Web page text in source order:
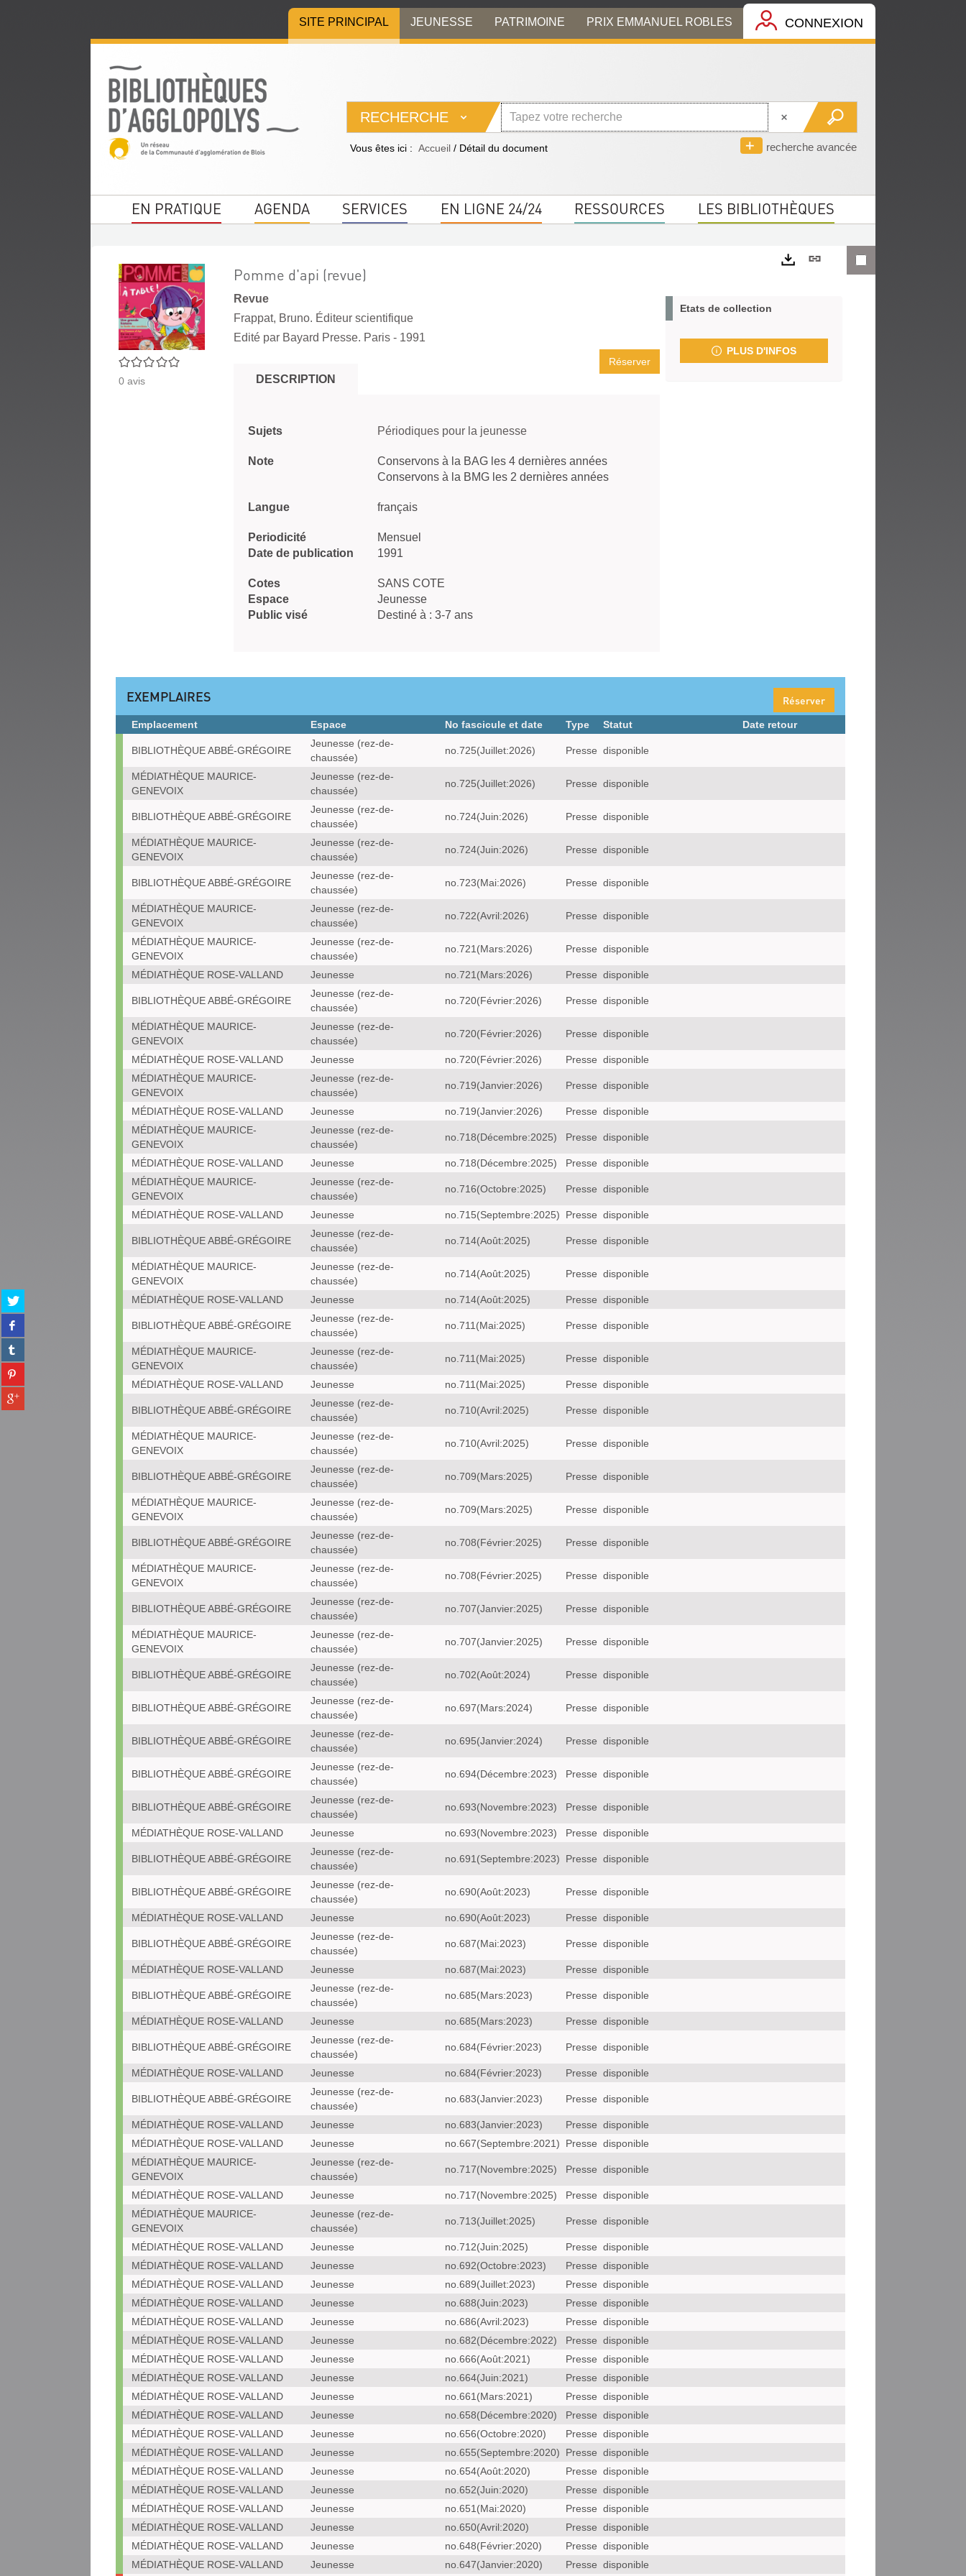
menu
contenu
la
SITE PRINCIPAL JEUNESSE PATRIMOINE PRIX EMMANUEL ROBLES CONNEXION
RECHERCHE
recherche avancée
Vous êtes ici : Accueil / Détail du document
EN PRATIQUE AGENDA SERVICES EN LIGNE 24/24 RESSOURCES LES BIBLIOTHÈQUES
Partager
sur
twitter
(Nouvelle
fenêtre)
Partager
sur
facebook
(Nouvelle
fenêtre)
Partager
sur
tumblr
(Nouvelle
fenêtre)
Partager
sur
pinterest
(Nouvelle
Partager
sur
0/5
0 avis
Pomme d'api (revue)
Revue
Frappat, Bruno. Éditeur scientifique
Edité par Bayard Presse. Paris - 1991
Réserver
DESCRIPTION
Sujets Périodiques pour la jeunesse
Note
Conservons à la BAG les 4 dernières années
Conservons à la BMG les 2 dernières années
Langue français
Periodicité
Mensuel
Date de publication
1991
Cotes
SANS COTE
Espace
Jeunesse
Public visé
Destiné à : 3-7 ans
Lien
Etats de collection
PLUS D'INFOS
EXEMPLAIRES Réserver
Emplacement Espace No fascicule et date Type Statut Date retour
BIBLIOTHÈQUE ABBÉ-GRÉGOIRE
Jeunesse (rez-de-
chaussée)
no.725(Juillet:2026) Presse disponible
MÉDIATHÈQUE MAURICE-
GENEVOIX
Jeunesse (rez-de-
chaussée)
no.725(Juillet:2026) Presse disponible
BIBLIOTHÈQUE ABBÉ-GRÉGOIRE
Jeunesse (rez-de-
chaussée)
no.724(Juin:2026) Presse disponible
MÉDIATHÈQUE MAURICE-
GENEVOIX
Jeunesse (rez-de-
chaussée)
no.724(Juin:2026) Presse disponible
BIBLIOTHÈQUE ABBÉ-GRÉGOIRE
Jeunesse (rez-de-
chaussée)
no.723(Mai:2026) Presse disponible
MÉDIATHÈQUE MAURICE-
GENEVOIX
Jeunesse (rez-de-
chaussée)
no.722(Avril:2026) Presse disponible
MÉDIATHÈQUE MAURICE-
GENEVOIX
Jeunesse (rez-de-
chaussée)
no.721(Mars:2026) Presse disponible
MÉDIATHÈQUE ROSE-VALLAND Jeunesse no.721(Mars:2026) Presse disponible
BIBLIOTHÈQUE ABBÉ-GRÉGOIRE
Jeunesse (rez-de-
chaussée)
no.720(Février:2026) Presse disponible
MÉDIATHÈQUE MAURICE-
GENEVOIX
Jeunesse (rez-de-
chaussée)
no.720(Février:2026) Presse disponible
MÉDIATHÈQUE ROSE-VALLAND Jeunesse no.720(Février:2026) Presse disponible
MÉDIATHÈQUE MAURICE-
GENEVOIX
Jeunesse (rez-de-
chaussée)
no.719(Janvier:2026) Presse disponible
MÉDIATHÈQUE ROSE-VALLAND Jeunesse no.719(Janvier:2026) Presse disponible
MÉDIATHÈQUE MAURICE-
GENEVOIX
Jeunesse (rez-de-
chaussée)
no.718(Décembre:2025) Presse disponible
MÉDIATHÈQUE ROSE-VALLAND Jeunesse no.718(Décembre:2025) Presse disponible
MÉDIATHÈQUE MAURICE-
GENEVOIX
Jeunesse (rez-de-
chaussée)
no.716(Octobre:2025) Presse disponible
MÉDIATHÈQUE ROSE-VALLAND Jeunesse no.715(Septembre:2025) Presse disponible
BIBLIOTHÈQUE ABBÉ-GRÉGOIRE
Jeunesse (rez-de-
chaussée)
no.714(Août:2025) Presse disponible
MÉDIATHÈQUE MAURICE-
GENEVOIX
Jeunesse (rez-de-
chaussée)
no.714(Août:2025) Presse disponible
MÉDIATHÈQUE ROSE-VALLAND Jeunesse no.714(Août:2025) Presse disponible
BIBLIOTHÈQUE ABBÉ-GRÉGOIRE
Jeunesse (rez-de-
chaussée)
no.711(Mai:2025) Presse disponible
MÉDIATHÈQUE MAURICE-
GENEVOIX
Jeunesse (rez-de-
chaussée)
no.711(Mai:2025) Presse disponible
MÉDIATHÈQUE ROSE-VALLAND Jeunesse no.711(Mai:2025) Presse disponible
BIBLIOTHÈQUE ABBÉ-GRÉGOIRE
Jeunesse (rez-de-
chaussée)
no.710(Avril:2025) Presse disponible
MÉDIATHÈQUE MAURICE-
GENEVOIX
Jeunesse (rez-de-
chaussée)
no.710(Avril:2025) Presse disponible
BIBLIOTHÈQUE ABBÉ-GRÉGOIRE
Jeunesse (rez-de-
chaussée)
no.709(Mars:2025) Presse disponible
MÉDIATHÈQUE MAURICE-
GENEVOIX
Jeunesse (rez-de-
chaussée)
no.709(Mars:2025) Presse disponible
BIBLIOTHÈQUE ABBÉ-GRÉGOIRE
Jeunesse (rez-de-
chaussée)
no.708(Février:2025) Presse disponible
MÉDIATHÈQUE MAURICE-
GENEVOIX
Jeunesse (rez-de-
chaussée)
no.708(Février:2025) Presse disponible
BIBLIOTHÈQUE ABBÉ-GRÉGOIRE
Jeunesse (rez-de-
chaussée)
no.707(Janvier:2025) Presse disponible
MÉDIATHÈQUE MAURICE-
GENEVOIX
Jeunesse (rez-de-
chaussée)
no.707(Janvier:2025) Presse disponible
BIBLIOTHÈQUE ABBÉ-GRÉGOIRE
Jeunesse (rez-de-
chaussée)
no.702(Août:2024) Presse disponible
BIBLIOTHÈQUE ABBÉ-GRÉGOIRE
Jeunesse (rez-de-
chaussée)
no.697(Mars:2024) Presse disponible
BIBLIOTHÈQUE ABBÉ-GRÉGOIRE
Jeunesse (rez-de-
chaussée)
no.695(Janvier:2024) Presse disponible
BIBLIOTHÈQUE ABBÉ-GRÉGOIRE
Jeunesse (rez-de-
chaussée)
no.694(Décembre:2023) Presse disponible
BIBLIOTHÈQUE ABBÉ-GRÉGOIRE
Jeunesse (rez-de-
chaussée)
no.693(Novembre:2023) Presse disponible
MÉDIATHÈQUE ROSE-VALLAND Jeunesse no.693(Novembre:2023) Presse disponible
BIBLIOTHÈQUE ABBÉ-GRÉGOIRE
Jeunesse (rez-de-
chaussée)
no.691(Septembre:2023) Presse disponible
BIBLIOTHÈQUE ABBÉ-GRÉGOIRE
Jeunesse (rez-de-
chaussée)
no.690(Août:2023) Presse disponible
MÉDIATHÈQUE ROSE-VALLAND Jeunesse no.690(Août:2023) Presse disponible
BIBLIOTHÈQUE ABBÉ-GRÉGOIRE
Jeunesse (rez-de-
chaussée)
no.687(Mai:2023) Presse disponible
MÉDIATHÈQUE ROSE-VALLAND Jeunesse no.687(Mai:2023) Presse disponible
BIBLIOTHÈQUE ABBÉ-GRÉGOIRE
Jeunesse (rez-de-
chaussée)
no.685(Mars:2023) Presse disponible
MÉDIATHÈQUE ROSE-VALLAND Jeunesse no.685(Mars:2023) Presse disponible
BIBLIOTHÈQUE ABBÉ-GRÉGOIRE
Jeunesse (rez-de-
chaussée)
no.684(Février:2023) Presse disponible
MÉDIATHÈQUE ROSE-VALLAND Jeunesse no.684(Février:2023) Presse disponible
BIBLIOTHÈQUE ABBÉ-GRÉGOIRE
Jeunesse (rez-de-
chaussée)
no.683(Janvier:2023) Presse disponible
MÉDIATHÈQUE ROSE-VALLAND Jeunesse no.683(Janvier:2023) Presse disponible
MÉDIATHÈQUE ROSE-VALLAND
Jeunesse no.667(Septembre:2021) Presse disponible
MÉDIATHÈQUE MAURICE-
GENEVOIX
Jeunesse (rez-de-
chaussée)
no.717(Novembre:2025) Presse disponible
MÉDIATHÈQUE ROSE-VALLAND Jeunesse no.717(Novembre:2025) Presse disponible
MÉDIATHÈQUE MAURICE-
GENEVOIX
Jeunesse (rez-de-
chaussée)
no.713(Juillet:2025) Presse disponible
MÉDIATHÈQUE ROSE-VALLAND Jeunesse no.712(Juin:2025) Presse disponible
MÉDIATHÈQUE ROSE-VALLAND
Jeunesse no.692(Octobre:2023) Presse disponible
MÉDIATHÈQUE ROSE-VALLAND
Jeunesse no.689(Juillet:2023) Presse disponible
MÉDIATHÈQUE ROSE-VALLAND
Jeunesse no.688(Juin:2023) Presse disponible
MÉDIATHÈQUE ROSE-VALLAND
Jeunesse no.686(Avril:2023) Presse disponible
MÉDIATHÈQUE ROSE-VALLAND
Jeunesse no.682(Décembre:2022) Presse disponible
MÉDIATHÈQUE ROSE-VALLAND
Jeunesse no.666(Août:2021) Presse disponible
MÉDIATHÈQUE ROSE-VALLAND
Jeunesse no.664(Juin:2021) Presse disponible
MÉDIATHÈQUE ROSE-VALLAND
Jeunesse no.661(Mars:2021) Presse disponible
MÉDIATHÈQUE ROSE-VALLAND
Jeunesse no.658(Décembre:2020) Presse disponible
MÉDIATHÈQUE ROSE-VALLAND
Jeunesse no.656(Octobre:2020) Presse disponible
MÉDIATHÈQUE ROSE-VALLAND
Jeunesse no.655(Septembre:2020) Presse disponible
MÉDIATHÈQUE ROSE-VALLAND
Jeunesse no.654(Août:2020) Presse disponible
MÉDIATHÈQUE ROSE-VALLAND
Jeunesse no.652(Juin:2020) Presse disponible
MÉDIATHÈQUE ROSE-VALLAND
Jeunesse no.651(Mai:2020) Presse disponible
MÉDIATHÈQUE ROSE-VALLAND
Jeunesse no.650(Avril:2020) Presse disponible
MÉDIATHÈQUE ROSE-VALLAND
Jeunesse no.648(Février:2020) Presse disponible
MÉDIATHÈQUE ROSE-VALLAND
Jeunesse no.647(Janvier:2020) Presse disponible